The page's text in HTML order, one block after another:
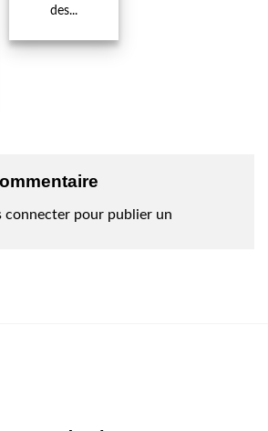
des...
connecter pour publier un